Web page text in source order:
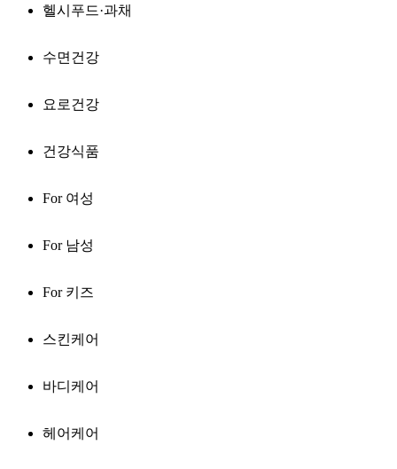
헬시푸드·과채
수면건강
요로건강
건강식품
For 여성
For 남성
For 키즈
스킨케어
바디케어
헤어케어